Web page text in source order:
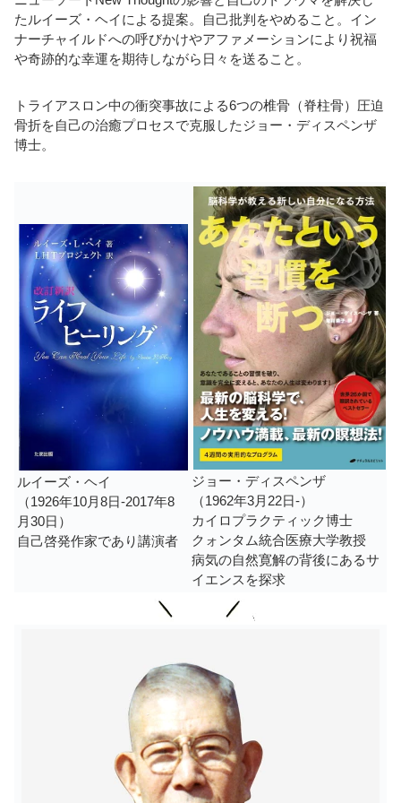
たルイーズ・ヘイによる提案。自己批判をやめること。イン
ナーチャイルドへの呼びかけやアファメーションにより祝福
や奇跡的な幸運を期待しながら日々を送ること。
トライアスロン中の衝突事故による6つの椎骨（脊柱骨）圧迫
骨折を自己の治癒プロセスで克服したジョー・ディスペンザ
博士。
ルイーズ・ヘイ
（1926年10月8日-2017年8
月30日）
自己啓発作家であり講演者
ジョー・ディスペンザ
（1962年3月22日-）
カイロプラクティック博士
クォンタム統合医療大学教授
病気の自然寛解の背後にあるサ
イエンスを探求